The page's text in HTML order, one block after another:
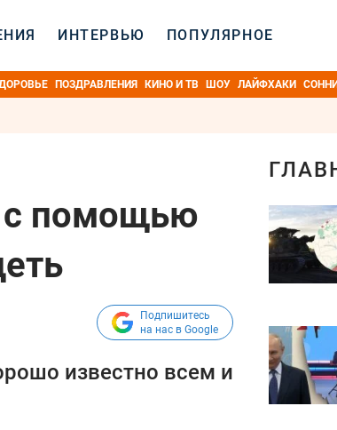
ИНТЕРВЬЮ ПОПУЛЯРНОЕ
ПОЗДРАВЛЕНИЯ КИНО И ТВ ШОУ ЛАЙФХАКИ
с помощью
Подпишитесь
на нас в Google
известно всем и